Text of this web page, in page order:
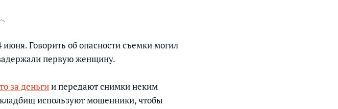
Говорить об опасности съемки могил
первую женщину.
за деньгии передают снимки неким
используют мошенники, чтобы